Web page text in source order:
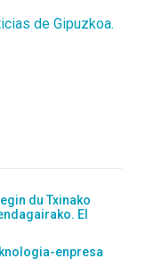
de Gipuzkoa.
du Txinako
El
enpresa